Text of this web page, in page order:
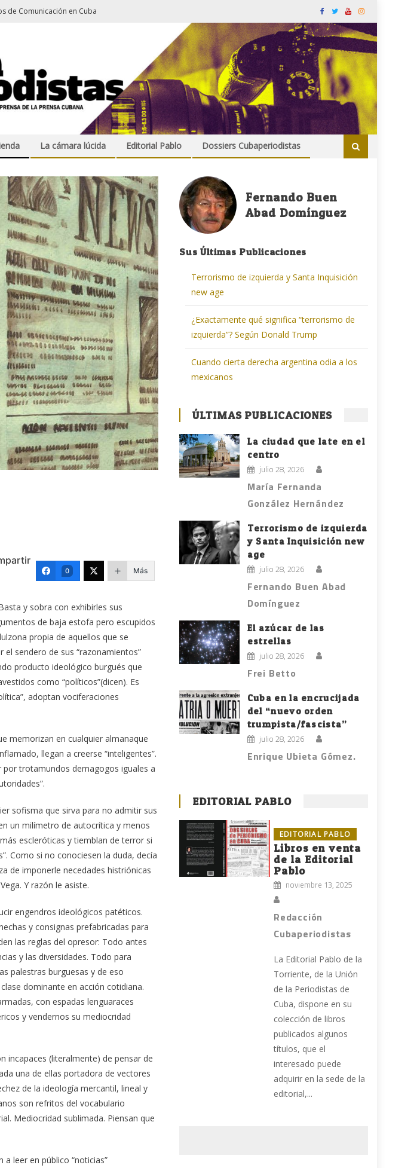
de Comunicación en Cuba
La cámara lúcida Editorial Pablo Dossiers Cubaperiodistas
0 Más
y sobra con exhibirles sus
de baja estofa pero escupidos
propia de aquellos que se
sendero de sus “razonamientos”
producto ideológico burgués que
como “políticos”(dicen). Es
adoptan vociferaciones
memorizan en cualquier almanaque
llegan a creerse “inteligentes”.
por trotamundos demagogos iguales a
sofisma que sirva para no admitir sus
un milímetro de autocrítica y menos
escleróticas y tiemblan de terror si
Como si no conociesen la duda, decía
de imponerle necedades histriónicas
Y razón le asiste.
engendros ideológicos patéticos.
y consignas prefabricadas para
las reglas del opresor: Todo antes
y las diversidades. Todo para
palestras burguesas y de eso
dominante en acción cotidiana.
con espadas lenguaraces
y vendernos su mediocridad
incapaces (literalmente) de pensar de
una de ellas portadora de vectores
de la ideología mercantil, lineal y
son refritos del vocabulario
Mediocridad sublimada. Piensan que
a leer en público “noticias”
Fernando Buen
Abad Domínguez
Sus Últimas Publicaciones
Terrorismo de izquierda y Santa Inquisición
new age
¿Exactamente qué significa “terrorismo de
izquierda”? Según Donald Trump
Cuando cierta derecha argentina odia a los
mexicanos
ÚLTIMAS PUBLICACIONES
La ciudad que late en el
centro
julio 28, 2026
María Fernanda
González Hernández
Terrorismo de izquierda
y Santa Inquisición new
age
julio 28, 2026
Fernando Buen Abad
Domínguez
El azúcar de las
estrellas
julio 28, 2026
Frei Betto
Cuba en la encrucijada
del “nuevo orden
trumpista/fascista”
julio 28, 2026
Enrique Ubieta Gómez.
EDITORIAL PABLO
EDITORIAL PABLO
Libros en venta
de la Editorial
Pablo
noviembre 13, 2025
Redacción
Cubaperiodistas
La Editorial Pablo de la
Torriente, de la Unión
de la Periodistas de
Cuba, dispone en su
colección de libros
publicados algunos
títulos, que el
interesado puede
adquirir en la sede de la
editorial,...